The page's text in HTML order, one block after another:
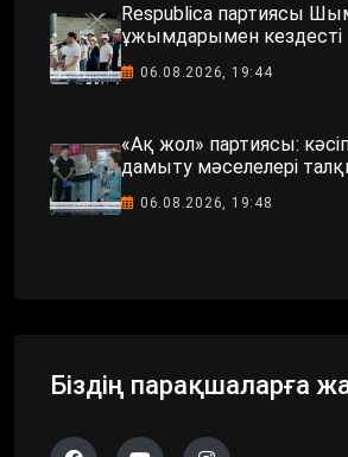
Respublica партиясы
ұжымдарымен кездесті
06.08.2026, 19:44
«Ақ жол» партиясы:
дамыту мәселелері
06.08.2026, 19:48
Біздің парақшаларға